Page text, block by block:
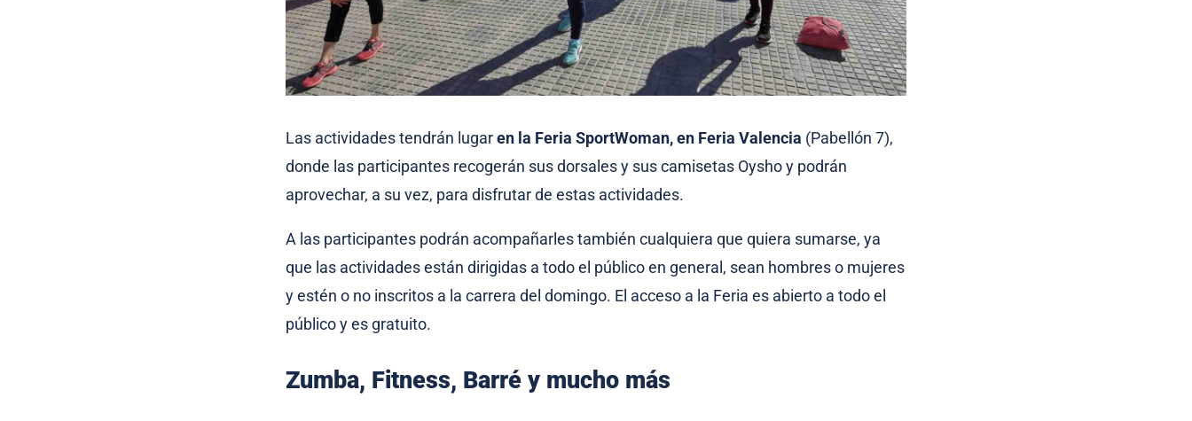
Las actividades tendrán lugaren la Feria SportWoman, en Feria Valencia (Pabellón 7),
donde las participantes recogerán sus dorsales y sus camisetas Oysho y podrán
aprovechar, a su vez, para disfrutar de estas actividades.
A las participantes podrán acompañarles también cualquiera que quiera sumarse, ya
que las actividades están dirigidas a todo el público en general, sean hombres o mujeres
y estén o no inscritos a la carrera del domingo. El acceso a la Feria es abierto a todo el
público y es gratuito.
Zumba, Fitness, Barré y mucho más